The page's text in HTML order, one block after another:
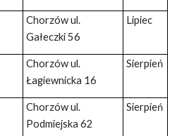
Chorzów ul.
Gałeczki 56
Lipiec
Chorzów ul.
Łagiewnicka 16
Sierpień
Chorzów ul.
Podmiejska 62
Sierpień